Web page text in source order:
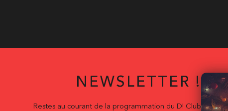
NEWSLETTER !
Restes au courant de la programmation du D! Club